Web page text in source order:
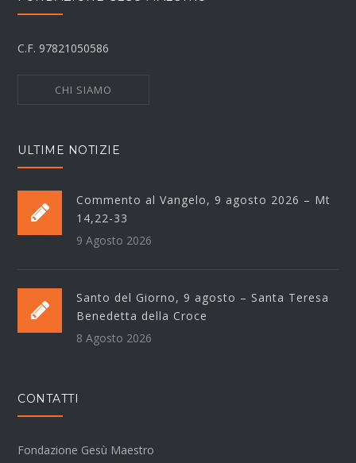
C.F. 97821050586
CHI SIAMO
ULTIME NOTIZIE
Commento al Vangelo, 9 agosto 2026 – Mt
14,22-33
9 Agosto 2026
Santo del Giorno, 9 agosto – Santa Teresa
Benedetta della Croce
8 Agosto 2026
CONTATTI
Fondazione Gesù Maestro